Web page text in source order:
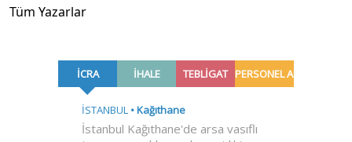
Tüm Yazarlar